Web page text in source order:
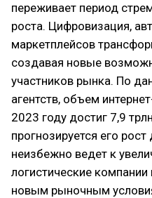
переживает период
роста. Цифровизация,
маркетплейсов
создавая новые
участников рынка. По
агентств, объем
2023 году достиг 7,9
прогнозируется его
неизбежно ведет к
логистические компании
новым рыночным